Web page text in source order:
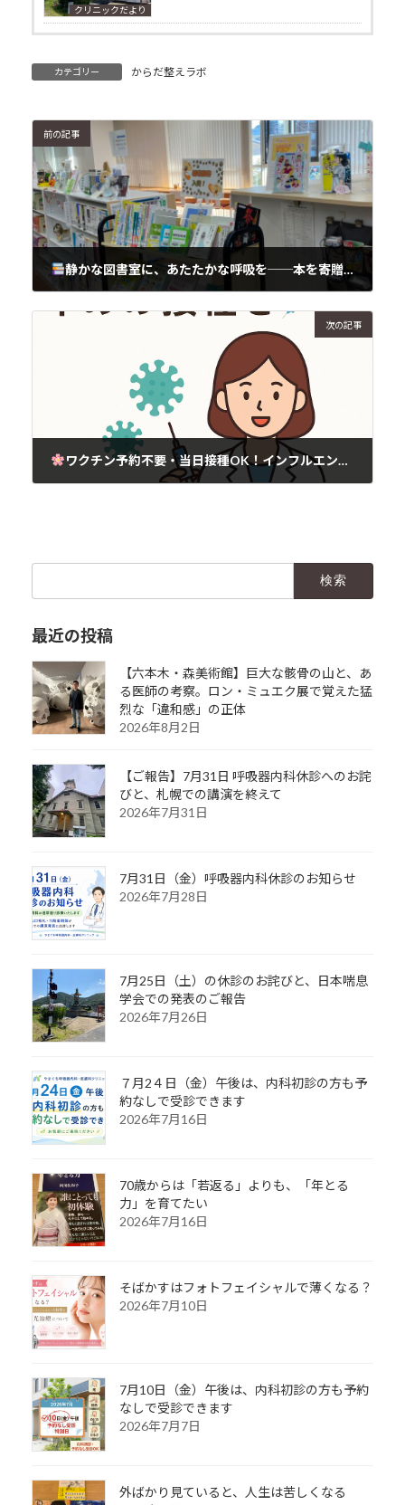
クリニックだより
カテゴリー からだ整えラボ
前の記事
静かな図書室に、あたたかな呼吸を──本を寄贈するという医療
次の記事
ワクチン予約不要・当日接種OK！インフルエンザ流行、すでに始まりました！
最近の投稿
【六本木・森美術館】巨大な骸骨の山と、あ
る医師の考察。ロン・ミュエク展で覚えた猛
烈な「違和感」の正体
2026年8月2日
【ご報告】7月31日 呼吸器内科休診へのお詫
びと、札幌での講演を終えて
2026年7月31日
7月31日（金）呼吸器内科休診のお知らせ
2026年7月28日
7月25日（土）の休診のお詫びと、日本喘息
学会での発表のご報告
2026年7月26日
７月2４日（金）午後は、内科初診の方も予
約なしで受診できます
2026年7月16日
70歳からは「若返る」よりも、「年とる
力」を育てたい
2026年7月16日
そばかすはフォトフェイシャルで薄くなる？
2026年7月10日
7月10日（金）午後は、内科初診の方も予約
なしで受診できます
2026年7月7日
外ばかり見ていると、人生は苦しくなる